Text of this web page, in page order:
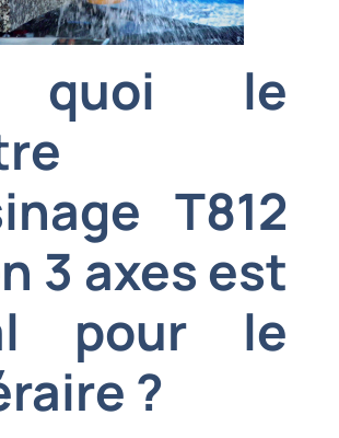
quoi le
T812
3 axes est
pour le
?